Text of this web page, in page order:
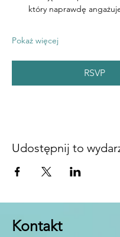
który naprawdę
Pokaż więcej
RSVP
Udostępnij to
Kontakt